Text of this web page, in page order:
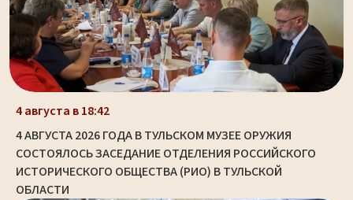
4 августа в 18:42
4 АВГУСТА 2026 ГОДА В ТУЛЬСКОМ МУЗЕЕ ОРУЖИЯ
СОСТОЯЛОСЬ ЗАСЕДАНИЕ ОТДЕЛЕНИЯ РОССИЙСКОГО
ИСТОРИЧЕСКОГО ОБЩЕСТВА (РИО) В ТУЛЬСКОЙ
ОБЛАСТИ